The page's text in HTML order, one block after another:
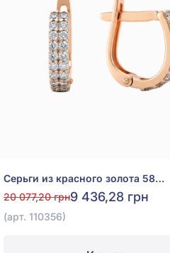
Серьги из красного золота 585° с фианитом, арт. 110356
20 077,20 грн9 436,28 грн
(арт. 110356)